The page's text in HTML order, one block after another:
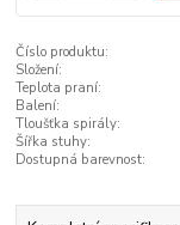
Číslo produktu:
Složení:
Teplota praní:
Balení:
Tloušťka spirály:
Šířka stuhy:
Dostupná barevnost: